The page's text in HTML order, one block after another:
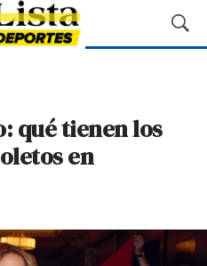
M
o
u
e
qué tienen los
en